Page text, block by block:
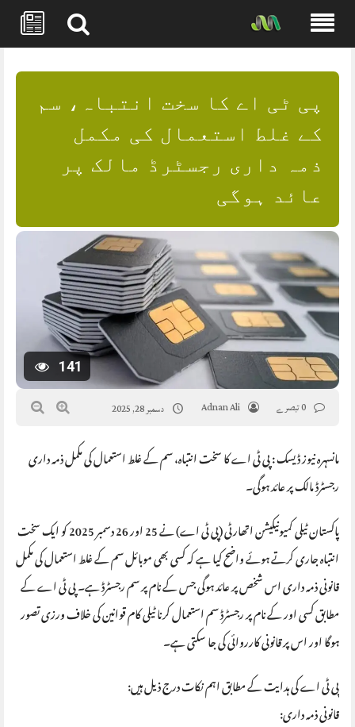
content
پی ٹی اے کا سخت انتباہ، سم
کے غلط استعمال کی مکمل
ذمہ داری رجسٹرڈ مالک پر
عائد ہوگی
141
Adnan Ali دسمبر 28, 2025
مانسہرہ نیوز ڈیسک : پی ٹی اے کا سخت انتباہ، سم کے غلط استعمال کی مکمل ذمہ داری
رجسٹرڈ مالک پر عائد ہوگی۔
پاکستان ٹیلی کمیونیکیشن اتھارٹی (پی ٹی اے) نے 25 اور 26 دسمبر 2025 کو ایک سخت
انتباہ جاری کرتے ہوئے واضح کیا ہے کہ کسی بھی موبائل سم کے غلط استعمال کی مکمل
قانونی ذمہ داری اس شخص پر عائد ہوگی جس کے نام پر سم رجسٹرڈ ہے۔ پی ٹی اے کے
مطابق کسی اور کے نام پر رجسٹرڈ سم استعمال کرنا ٹیلی کام قوانین کی خلاف ورزی تصور
ہوگا اور اس پر قانونی کارروائی کی جا سکتی ہے۔
پی ٹی اے کی ہدایت کے مطابق اہم نکات درج ذیل ہیں:
قانونی ذمہ داری: